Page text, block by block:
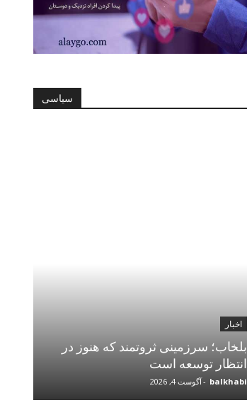
سیاسی
اخبار
بلخاب؛ سرزمینی ثروتمند که هنوز در
انتظار توسعه است
balkhabi
-آگوست 4, 2026